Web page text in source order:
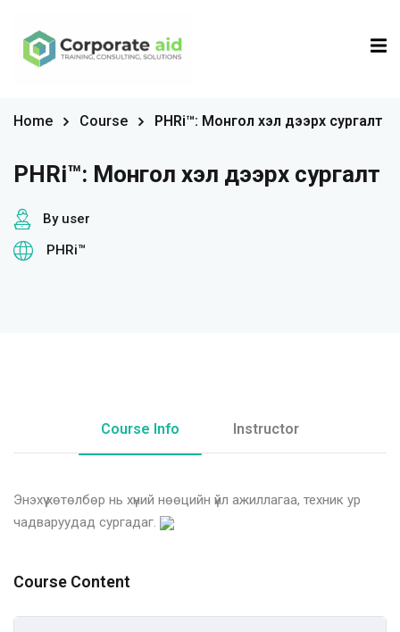
Home Course PHRi™: Монгол хэл дээрх сургалт
PHRi™: Монгол хэл дээрх сургалт
By user
PHRi™
Course Info Instructor
Энэхүү хөтөлбөр нь хүний нөөцийн үйл ажиллагаа, техник ур
чадваруудад сургадаг.
Course Content
Sign in
Don’t have an account?Sign up